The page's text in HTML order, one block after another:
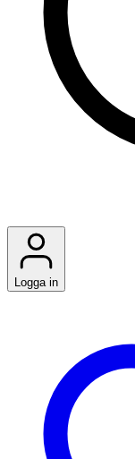
Logga in